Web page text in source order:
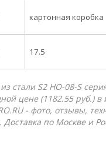
картонная коробка
17.5
стали S2 НО-08-S
цене (1182.55 руб.) в
- фото, отзывы,
Доставка по Москве и